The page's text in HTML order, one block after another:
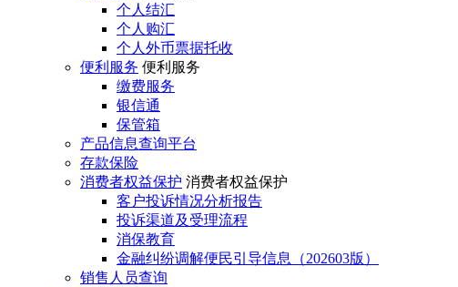
个人结汇
个人购汇
个人外币票据托收
便利服务 便利服务
缴费服务
银信通
保管箱
产品信息查询平台
存款保险
消费者权益保护 消费者权益保护
客户投诉情况分析报告
投诉渠道及受理流程
消保教育
金融纠纷调解便民引导信息（202603版）
销售人员查询